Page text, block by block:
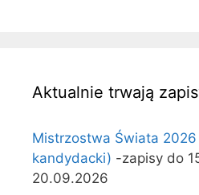
Aktualnie trwają
Mistrzostwa Świata
kandydacki) -zapisy do
20.09.2026